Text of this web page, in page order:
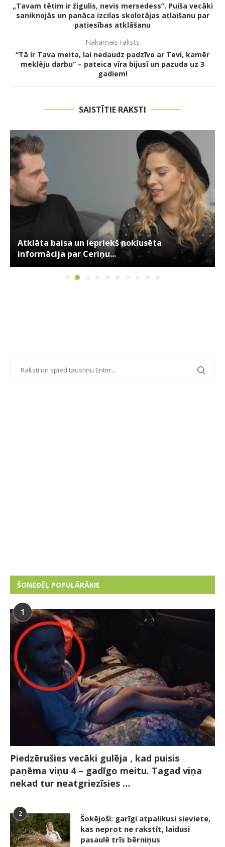
„Tavam tētim ir žigulis, nevis mersedess”. Puiša vecāki
saniknojās un panāca izcilas skolotājas atlaišanu par
patiesības atklāšanu
Nākamais raksts
“Tā ir Tava meita, lai nedaudz padzīvo ar Tevi, kamēr
meklēju darbu” – pateica vīra bijusī un pazuda uz 3
gadiem!
SAISTĪTIE RAKSTI
Atklāta baisa un iepriekš noklusēta
informācija par Ceriņu...
ŠONEDĒĻ POPULĀRĀKIE
1
Piedzērušies vecāki gulēja , kad puisis
paņēma viņu 4 – gadīgo meitu. Tagad viņa
nekad tur neatgriezīsies …
2
Šokējoši: garīgi atpalikusi sieviete,
kas neprot ne rakstīt, laidusi
pasaulē trīs bērniņus